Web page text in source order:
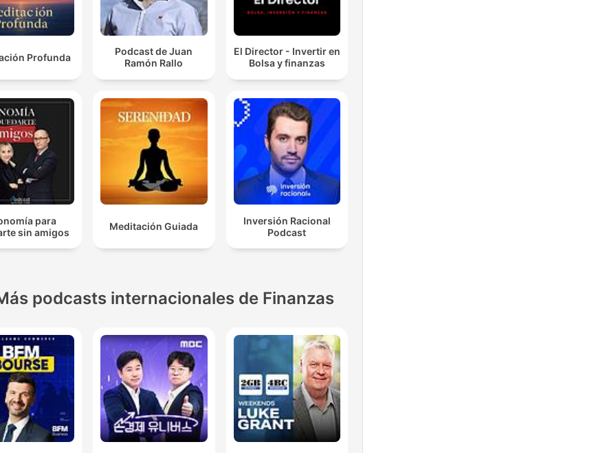
Profunda
Podcast de Juan
Ramón Rallo
El Director - Invertir en
Bolsa y finanzas
para
sin amigos
Meditación Guiada
Inversión Racional
Podcast
podcasts internacionales de Finanzas